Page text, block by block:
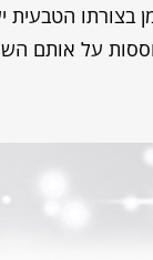
בצורתו הטבעית
על אותם